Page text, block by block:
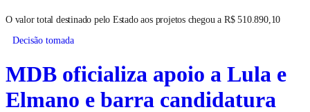
O valor total destinado pelo Estado aos projetos chegou a R$ 510.890,10
Decisão tomada
MDB oficializa apoio a Lula e
Elmano e barra candidatura